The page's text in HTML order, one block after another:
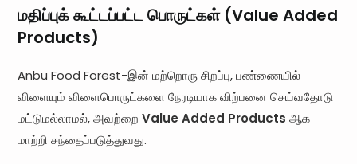
மதிப்புக் கூட்டப்பட்ட பொருட்கள் (Value Added
Products)
Anbu Food Forest-இன் மற்றொரு சிறப்பு, பண்ணையில்
விளையும் விளைபொருட்களை நேரடியாக விற்பனை செய்வதோடு
மட்டுமல்லாமல், அவற்றைValue Added Products ஆக
மாற்றி சந்தைப்படுத்துவது.